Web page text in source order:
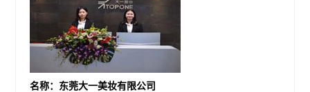
名称：东莞大一美妆有限公司